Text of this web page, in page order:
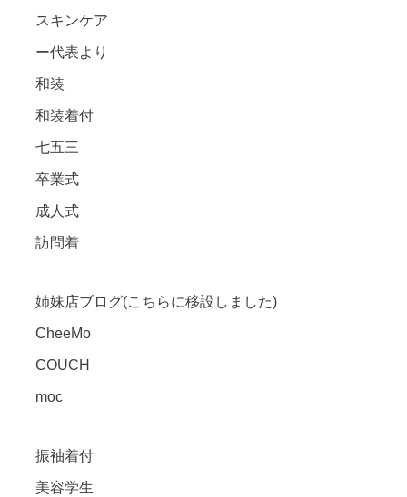
スキンケア
ー代表より
和装
和装着付
七五三
卒業式
成人式
訪問着
姉妹店ブログ(こちらに移設しました)
CheeMo
COUCH
moc
振袖着付
美容学生